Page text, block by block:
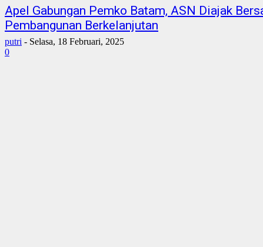
Apel Gabungan Pemko Batam, ASN Diajak
Pembangunan Berkelanjutan
putri - Selasa, 18 Februari, 2025
0